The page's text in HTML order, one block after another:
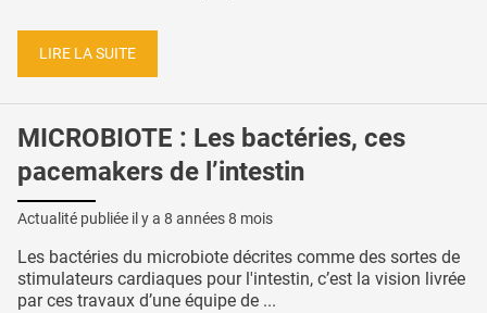
LIRE LA SUITE
MICROBIOTE : Les bactéries, ces
pacemakers de l’intestin
Actualité publiée il y a 8 années 8 mois
Les bactéries du microbiote décrites comme des sortes de
stimulateurs cardiaques pour l'intestin, c’est la vision livrée
par ces travaux d’une équipe de ...